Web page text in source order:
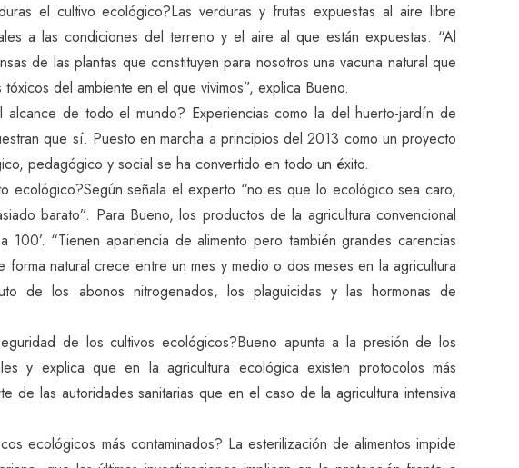
el cultivo ecológico?Las verduras y frutas expuestas al aire libre
a las condiciones del terreno y el aire al que están expuestas. “Al
de las plantas que constituyen para nosotros una vacuna natural que
del ambiente en el que vivimos”, explica Bueno.
alcance de todo el mundo? Experiencias como la del huerto-jardín de
que sí. Puesto en marcha a principios del 2013 como un proyecto
pedagógico y social se ha convertido en todo un éxito.
ecológico?Según señala el experto “no es que lo ecológico sea caro,
barato”. Para Bueno, los productos de la agricultura convencional
100’. “Tienen apariencia de alimento pero también grandes carencias
forma natural crece entre un mes y medio o dos meses en la agricultura
de los abonos nitrogenados, los plaguicidas y las hormonas de
de los cultivos ecológicos?Bueno apunta a la presión de los
y explica que en la agricultura ecológica existen protocolos más
de las autoridades sanitarias que en el caso de la agricultura intensiva
ecológicos más contaminados? La esterilización de alimentos impide